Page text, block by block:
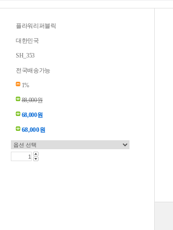
플라워리퍼블릭
대한민국
SH_353
전국배송가능
1%
88,000원
68,000원
68,000원